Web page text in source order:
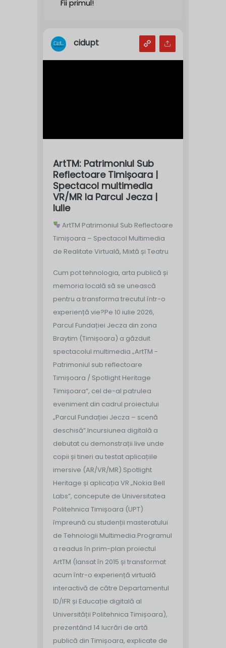
Fii primul!
cidupt
ArtTM: Patrimoniul Sub
Reflectoare Timișoara |
Spectacol multimedia
VR/MR la Parcul Jecza |
Iulie
ArtTM Patrimoniul Sub Reflectoare
Timișoara – Spectacol Multimedia
de Realitate Virtuală, Mixtă și Teatru
Cum pot tehnologia, arta publică și
memoria locală să se unească
pentru a transforma trecutul într-o
experiență vie?Pe 10 iulie 2026,
Parcul Fundației Jecza din zona
Braytim (Timișoara) a găzduit
spectacolul multimedia „ArtTM -
Patrimoniul sub reflectoare
Timișoara / Spotlight Heritage
Timișoara”, cel de-al patrulea
eveniment din cadrul proiectului
„Parcul Fundației Jecza – scenă
deschisă”.Incursiunea digitală a
debutat cu demonstrații live unde
copii și tineri au testat aplicațiile
imersive (AR/VR/MR) Spotlight
Heritage și aplicația VR „Nokia Bell
Labs”, concepute de Universitatea
Politehnica Timișoara (UPT)
împreună cu studenții masteratului
de Tehnologii Multimedia.Programul
a readus în prim-plan proiectul
ArtTM (lansat în 2015 și transformat
acum într-o experiență virtuală
interactivă de către Departamentul
ID/IFR și Educație digitală al
Universității Politehnica Timișoara),
prezentând 14 lucrări de artă
publică din Timișoara, explicate de